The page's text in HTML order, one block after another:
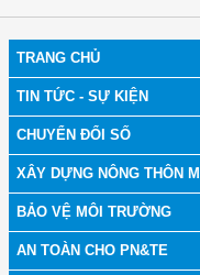
TRANG CHỦ
TIN TỨC - SỰ KIỆN
CHUYỂN ĐỔI SỐ
XÂY DỰNG NÔNG THÔN
BẢO VỆ MÔI TRƯỜNG
AN TOÀN CHO PN&TE